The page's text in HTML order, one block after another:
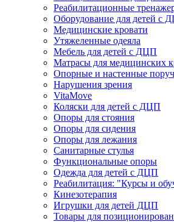
Реабилитационные
Оборудование для детей с
Медицинские кровати
Утяжеленные одеяла
Мебель для детей с ДЦП
Матрасы для медицинских
Опорные и настенные
Нарушения зрения
VitaMove
Коляски для детей с ДЦП
Опоры для стояния
Опоры для сидения
Опоры для лежания
Санитарные стулья
Функциональные опоры
Одежда для детей с ДЦП
Реабилитация: "Курсы и
Кинезотерапия
Игрушки для детей ДЦП
Товары для